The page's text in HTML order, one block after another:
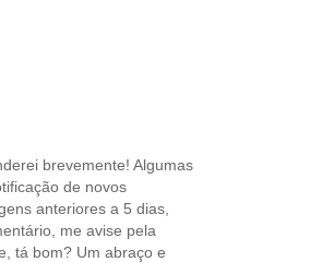
brevemente! Algumas
de novos
anteriores a 5 dias,
me avise pela
tá bom? Um abraço e